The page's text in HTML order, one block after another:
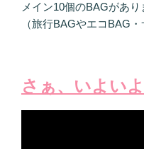
メイン10個のBAGがあり
（旅行BAGやエコBAG
さぁ、いよい